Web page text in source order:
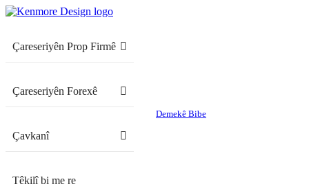
Çareseriyên Prop Firmê
Çareseriyên Forexê
Çavkanî
Têkilî bi me re
Demekê Bibe